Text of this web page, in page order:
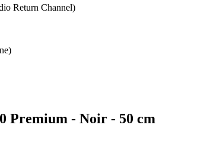
Return Channel)
Premium - Noir - 50 cm